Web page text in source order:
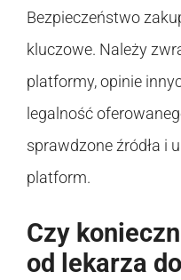
Bezpieczeństwo
kluczowe. Należy
platformy, opinie
legalność
sprawdzone źródła i
platform.
Czy
od lekarza